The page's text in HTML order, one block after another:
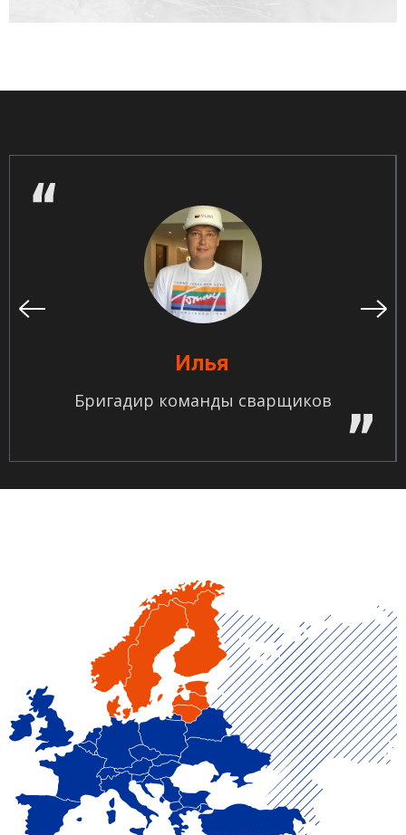
Илья
Бригадир команды сварщиков